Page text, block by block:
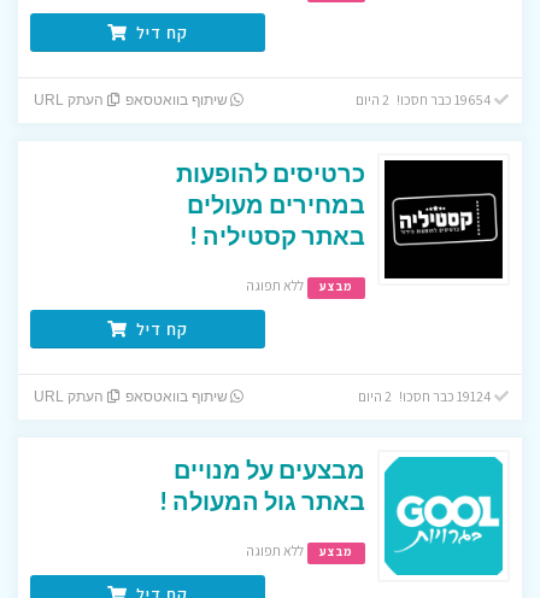
קח דיל
19654 כבר חסכו! 2 היום שיתוף בוואטסאפ העתק URL
כרטיסים להופעות
במחירים מעולים
באתר קסטיליה !
מבצע ללא תפוגה
קח דיל
19124 כבר חסכו! 2 היום שיתוף בוואטסאפ העתק URL
מבצעים על מנויים
באתר גול המעולה !
מבצע ללא תפוגה